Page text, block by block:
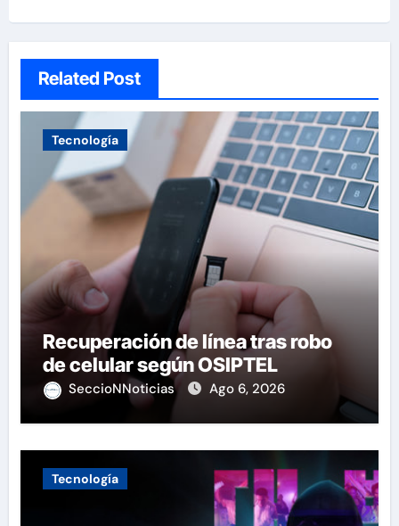
Related Post
Tecnología
Recuperación de línea tras robo
de celular según OSIPTEL
SeccioNNoticias Ago 6, 2026
Tecnología